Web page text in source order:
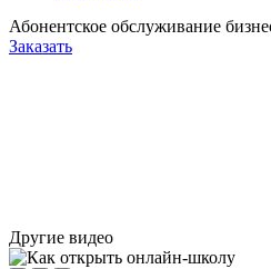
Абонентское обслуживание
Заказать
Другие видео